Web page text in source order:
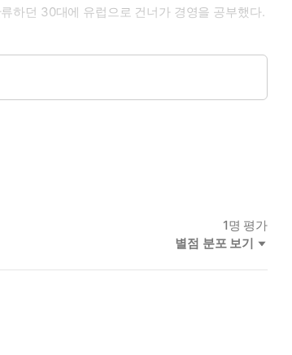
하던 30대에 유럽으로 건너가 경영을 공부했다.
이생로라)을 시작한 지 얼마 안 되어 단숨에 5만
1명 평가
별점 분포 보기